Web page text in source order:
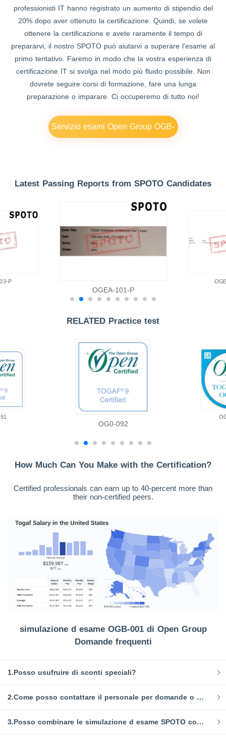
professionisti IT hanno registrato un aumento di stipendio del
20% dopo aver ottenuto la certificazione. Quindi, se volete
ottenere la certificazione e avete raramente il tempo di
prepararvi, il nostro SPOTO può aiutarvi a superare l'esame al
primo tentativo. Faremo in modo che la vostra esperienza di
certificazione IT si svolga nel modo più fluido possibile. Non
dovrete seguire corsi di formazione, fare una lunga
preparazione o imparare. Ci occuperemo di tutto noi!
Servizio esami Open Group OGB-
Latest Passing Reports from SPOTO Candidates
P
OGEA-101-P
RELATED Practice test
OG0-092
How Much Can You Make with the Certification?
Certified professionals can earn up to 40-percent more than
their non-certified peers.
simulazione d esame OGB-001 di Open Group
Domande frequenti
1.Posso usufruire di sconti speciali?
2.Come posso contattare il personale per domande o dubbi?
3.Posso combinare le simulazione d esame SPOTO con altri materiali di studio per una migliore preparazione?